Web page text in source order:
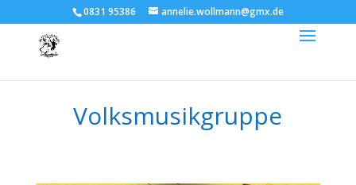
0831 95386 annelie.wollmann@gmx.de
Volksmusikgruppe